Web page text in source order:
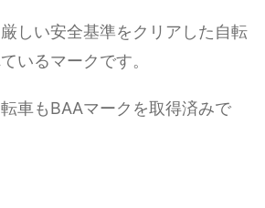
しい安全基準をクリアした自転
いるマークです。
車もBAAマークを取得済みで